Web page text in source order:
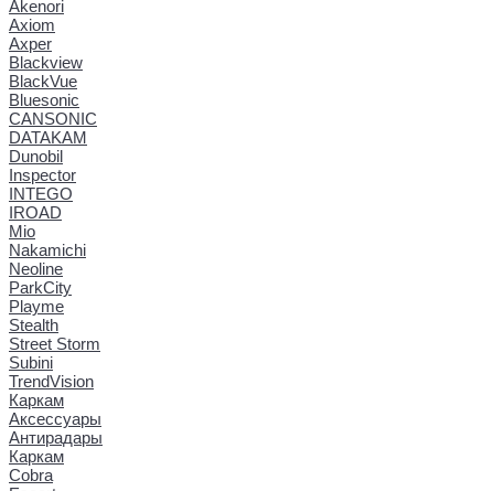
Akenori
Axiom
Axper
Blackview
BlackVue
Bluesonic
CANSONIC
DATAKAM
Dunobil
Inspector
INTEGO
IROAD
Mio
Nakamichi
Neoline
ParkCity
Playme
Stealth
Street Storm
Subini
TrendVision
Каркам
Аксессуары
Антирадары
Каркам
Cobra